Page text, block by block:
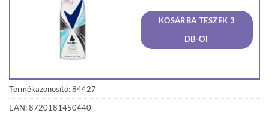
was:
974 Ft.
is:
925
KOSÁRBA TESZEK 3
DB-OT
Termékazonosító: 84427
EAN: 8720181450440